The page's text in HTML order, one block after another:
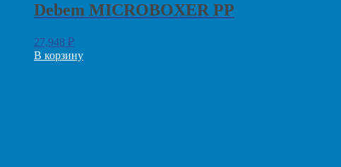
Debem MICROBOXER PP
27,948 ₽
В корзину